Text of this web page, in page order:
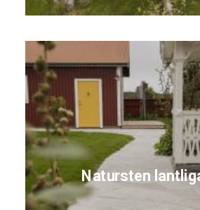
Natursten